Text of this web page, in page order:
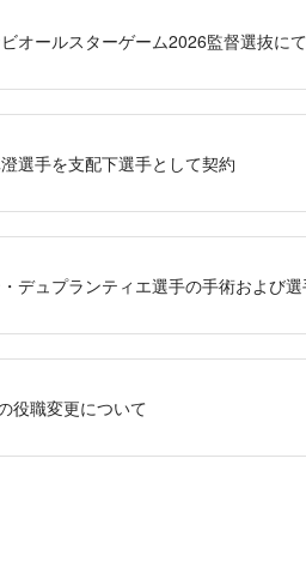
オールスターゲーム2026監督選抜に
選手を支配下選手として契約
デュプランティエ選手の手術および
役職変更について